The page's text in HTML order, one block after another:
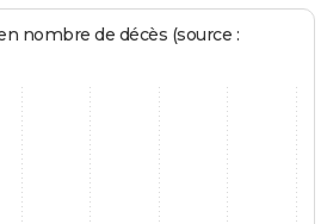
nombre de décès (source :